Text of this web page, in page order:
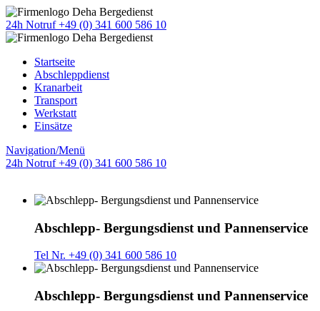
24h Notruf +49 (0) 341 600 586 10
Startseite
Abschleppdienst
Kranarbeit
Transport
Werkstatt
Einsätze
Navigation/Menü
24h Notruf +49 (0) 341 600 586 10
Abschlepp- Bergungsdienst und Pannenservice
Tel Nr. +49 (0) 341 600 586 10
Abschlepp- Bergungsdienst und Pannenservice